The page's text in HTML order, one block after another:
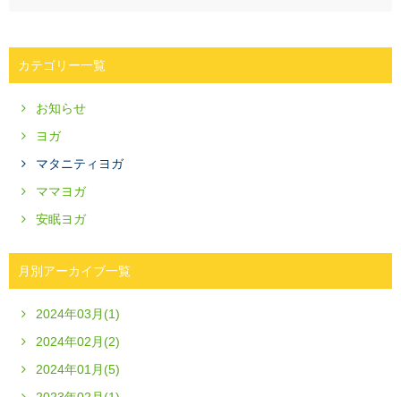
カテゴリー一覧
お知らせ
ヨガ
マタニティヨガ
ママヨガ
安眠ヨガ
月別アーカイブ一覧
2024年03月(1)
2024年02月(2)
2024年01月(5)